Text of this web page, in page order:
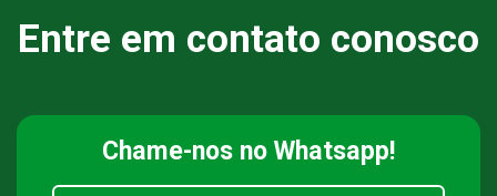
Entre em contato conosco
Chame-nos no Whatsapp!